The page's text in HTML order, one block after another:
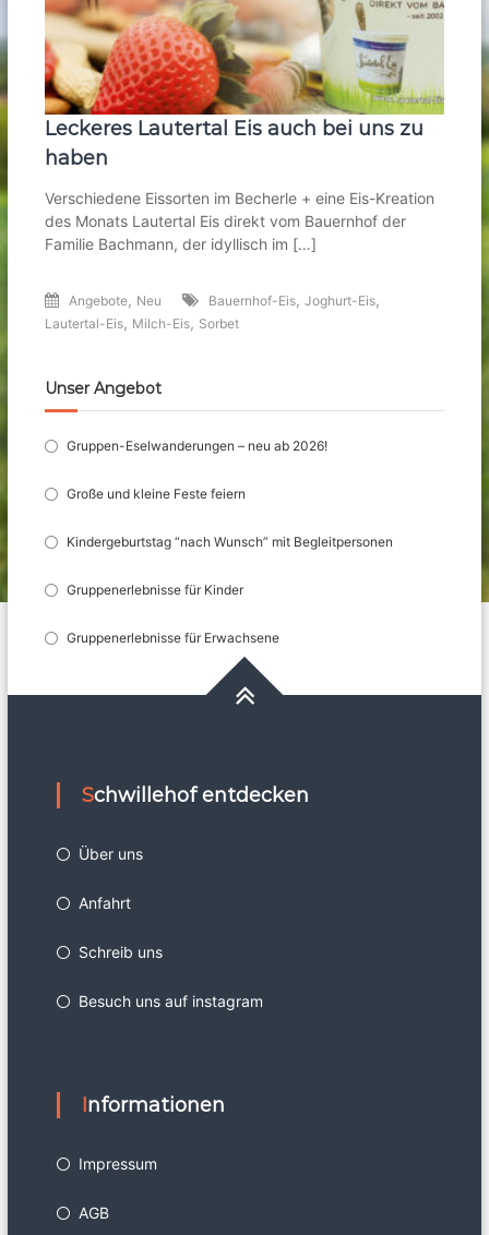
Leckeres Lautertal Eis auch bei uns zu
haben
Verschiedene Eissorten im Becherle + eine Eis-Kreation
des Monats Lautertal Eis direkt vom Bauernhof der
Familie Bachmann, der idyllisch im […]
Angebote, Neu Bauernhof-Eis,Joghurt-Eis,
Lautertal-Eis, Milch-Eis, Sorbet
Unser Angebot
Gruppen-Eselwanderungen – neu ab 2026!
Große und kleine Feste feiern
Kindergeburtstag “nach Wunsch” mit Begleitpersonen
Gruppenerlebnisse für Kinder
Gruppenerlebnisse für Erwachsene
Schwillehof entdecken
Über uns
Anfahrt
Schreib uns
Besuch uns auf instagram
Informationen
Impressum
AGB